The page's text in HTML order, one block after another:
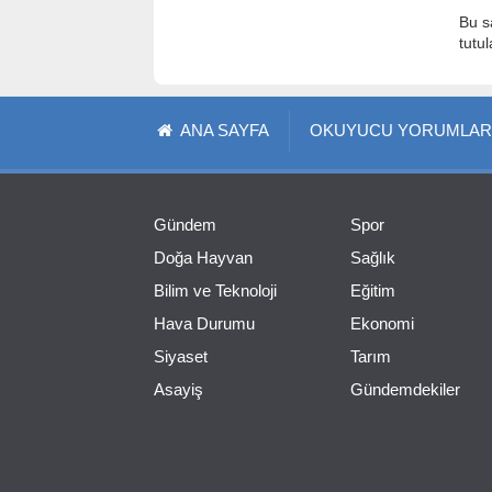
Bu
ANA SAYFA OKUYUCU
Gündem
Doğa Hayvan
Bilim ve Teknoloji
Hava Durumu
Siyaset
Asayiş
Spor
Sağlık
Eğitim
Ekonomi
Tarım
Gündemdekiler